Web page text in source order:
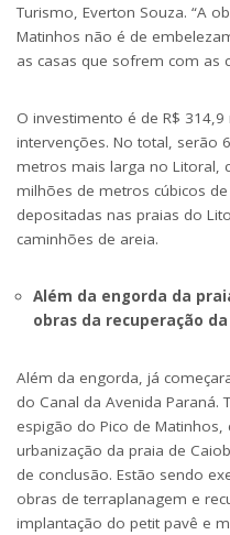
Turismo, Everton Souza. “A
Matinhos não é de
as casas que sofrem com as
O investimento é de R$
intervenções. No total, serão
metros mais larga no Litoral,
milhões de metros cúbicos
depositadas nas praias do
caminhões de areia.
Além da engorda da
obras da recuperação
Além da engorda, já
do Canal da Avenida
espigão do Pico de
urbanização da praia de
de conclusão. Estão sendo
obras de terraplanagem e
implantação do petit pavê e